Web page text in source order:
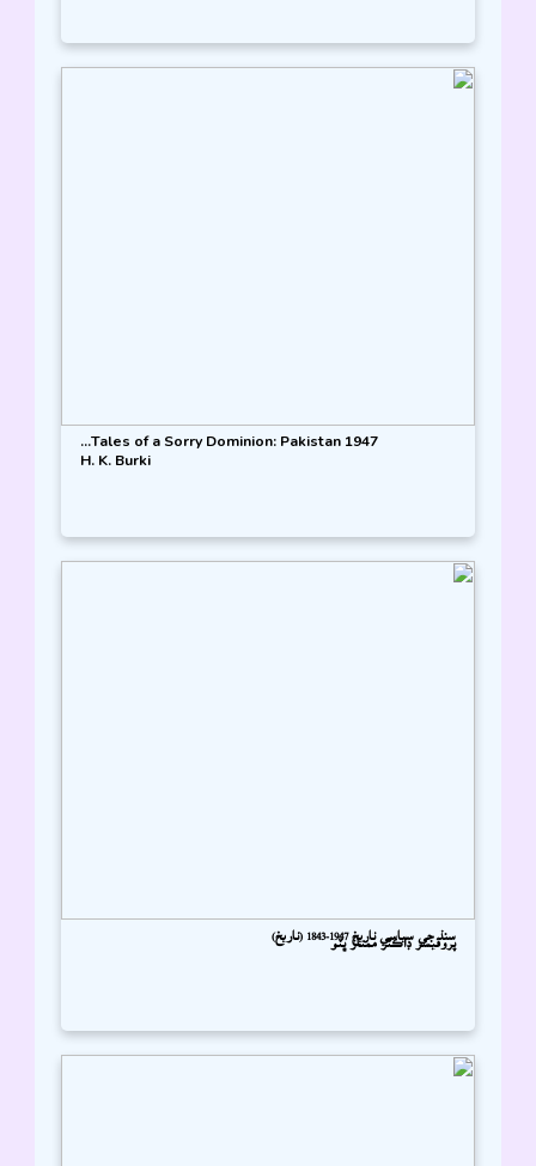
Tales of a Sorry Dominion: Pakistan 1947...
H. K. Burki
سنڌ جي سياسي تاريخ 1947-1843 (تاريخ)
پروفيسر ڊاڪٽر ممتاز ڀٽو